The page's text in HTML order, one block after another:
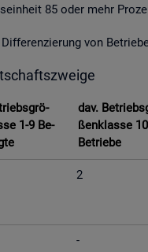
85 oder mehr
von
1-9 Be­
dav.
ßen­klas­se
Be­trie­be
2
-